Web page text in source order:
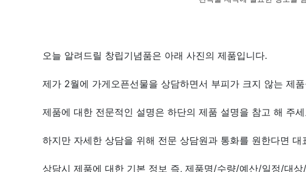
오늘 알려드릴 창립기념품은 아래 사진의 제품입니다.
제가 2월에 가게오픈선물을 상담하면서 부피가 크지 않는 제
제품에 대한 전문적인 설명은 하단의 제품 설명을 참고 해 주세
하지만 자세한 상담을 위해 전문 상담원과 통화를 원한다면 대
상담시 제품에 대한 기본 정보 즉, 제품명/수량/예산/일정/대